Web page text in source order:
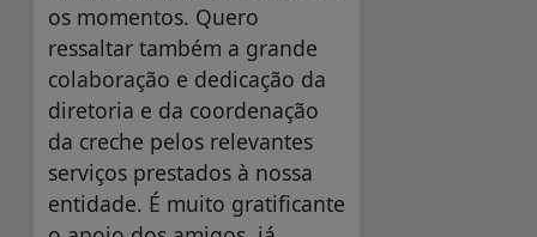
os momentos. Quero
ressaltar também a grande
colaboração e dedicação da
diretoria e da coordenação
da creche pelos relevantes
serviços prestados à nossa
entidade. É muito gratificante